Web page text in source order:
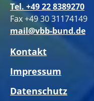
Tel. +49 22 8389270
Fax +49 30 31174149
mail@vbb-bund.de
Kontakt
Impressum
Datenschutz